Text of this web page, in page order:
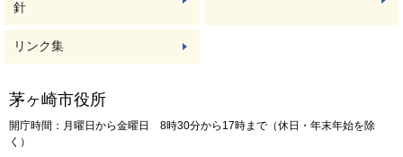
針
リンク集
茅ヶ崎市役所
開庁時間：月曜日から金曜日 8時30分から17時まで（休日・年末年始を除
く）